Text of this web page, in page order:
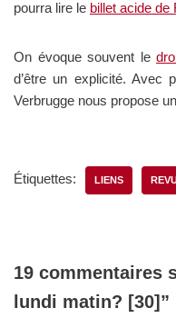
pourra lire le billet acide de
On évoque souvent le
d’être un explicité. Avec
Verbrugge nous propose
Étiquettes: LIENS
19 commentaires
lundi matin? [30]”